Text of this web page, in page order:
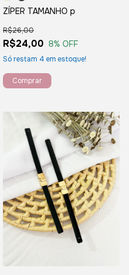
ZÍPER TAMANHO p
R$24,00
R$26,00
8% OFF
Só restam 4 em estoque!
Comprar